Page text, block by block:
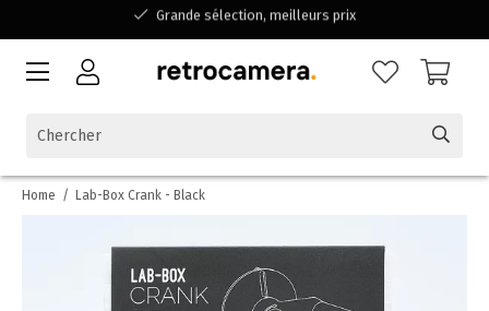
Shopping dans une entreprise familiale belge
Home / Lab-Box Crank - Black